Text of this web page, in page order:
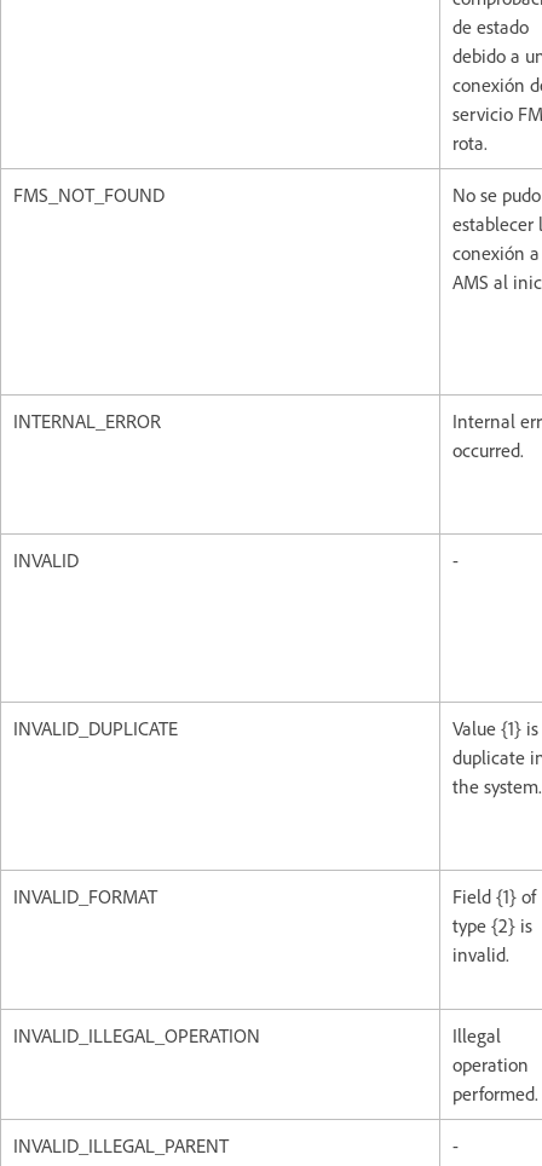
de estado
debido a
conexión
servicio
rota.
FMS_NOT_FOUND
No se pudo
establecer
conexión a
AMS al
INTERNAL_ERROR
Internal
occurred.
INVALID -
INVALID_DUPLICATE
Value {1}
duplicate
the system.
INVALID_FORMAT
Field {1} of
type {2} is
invalid.
INVALID_ILLEGAL_OPERATION
Illegal
operation
performed.
INVALID_ILLEGAL_PARENT -